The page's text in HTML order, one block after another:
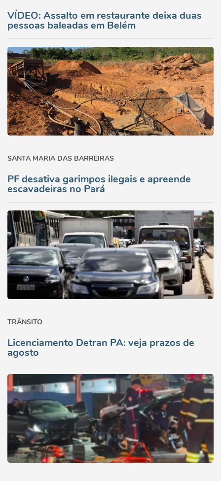
VÍDEO: Assalto em restaurante deixa duas
pessoas baleadas em Belém
SANTA MARIA DAS BARREIRAS
PF desativa garimpos ilegais e apreende
escavadeiras no Pará
TRÂNSITO
Licenciamento Detran PA: veja prazos de
agosto